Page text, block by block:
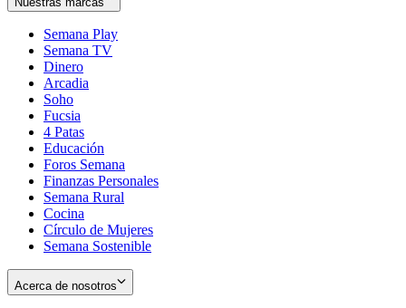
Semana Play
Semana TV
Dinero
Arcadia
Soho
in
new
window
Fucsia
in
new
window
4 Patas
Educación
Foros Semana
Finanzas Personales
Semana Rural
Cocina
Círculo de Mujeres
Semana Sostenible
Acerca de nosotros